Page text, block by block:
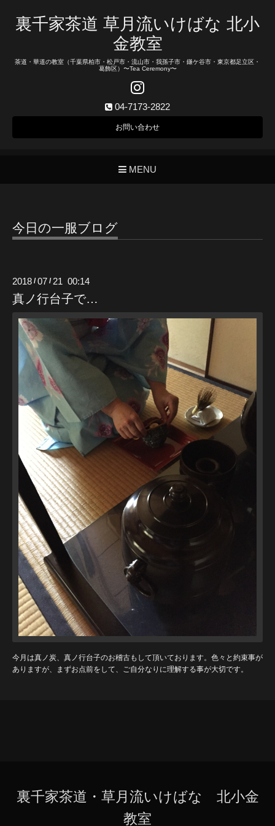
裏千家茶道 草月流いけばな 北小
金教室
茶道・華道の教室（千葉県柏市・松戸市・流山市・我孫子市・鎌ケ谷市・東京都足立区・
葛飾区）〜Tea Ceremony〜
04-7173-2822
お問い合わせ
MENU
今日の一服ブログ
2018 /07 / 21 00:14
真ノ行台子で…
今月は真ノ炭、真ノ行台子のお稽古もして頂いております。色々と約束事が
ありますが、まずお点前をして、ご自分なりに理解する事が大切です。
裏千家茶道・草月流いけばな 北小金
教室